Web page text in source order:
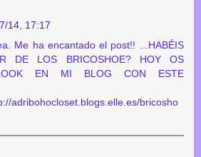
14, 17:17
Me ha encantado el post!! ...HABÉIS
DE LOS BRICOSHOE? HOY OS
EN MI BLOG CON ESTE
adribohocloset.blogs.elle.es/bricosho